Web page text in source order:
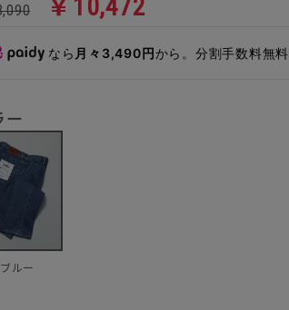
￥10,472
なら 月々3,490円から。分割手数料無料
ー
ブルー